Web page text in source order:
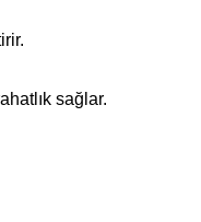
sağlar.